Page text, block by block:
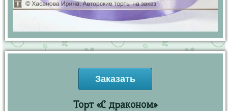
Заказать
Торт «С драконом»